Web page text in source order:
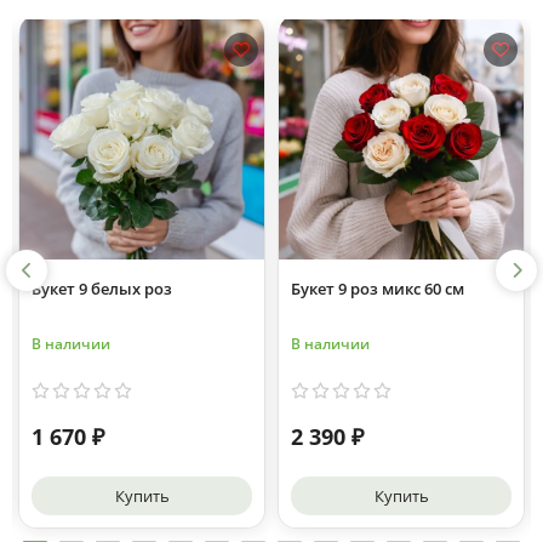
Букет 9 роз микс 60 см
В наличии
2 390 ₽
Купить
Новинка
Одна белая кустовая
В наличии
1 130 ₽
Купить